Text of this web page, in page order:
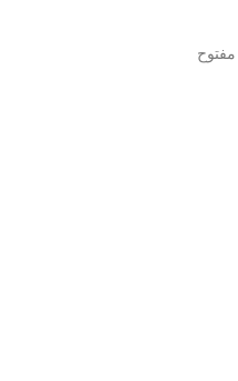
مفتوح